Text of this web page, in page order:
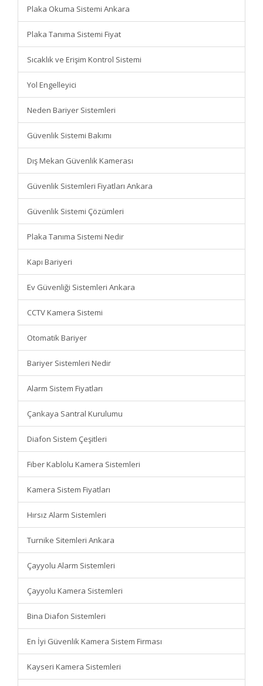
Plaka Okuma Sistemi Ankara
Plaka Tanıma Sistemi Fiyat
Sıcaklık ve Erişim Kontrol Sistemi
Yol Engelleyici
Neden Bariyer Sistemleri
Güvenlik Sistemi Bakımı
Dış Mekan Güvenlik Kamerası
Güvenlik Sistemleri Fiyatları Ankara
Güvenlik Sistemi Çözümleri
Plaka Tanıma Sistemi Nedir
Kapı Bariyeri
Ev Güvenliği Sistemleri Ankara
CCTV Kamera Sistemi
Otomatik Bariyer
Bariyer Sistemleri Nedir
Alarm Sistem Fiyatları
Çankaya Santral Kurulumu
Diafon Sistem Çeşitleri
Fiber Kablolu Kamera Sistemleri
Kamera Sistem Fiyatları
Hırsız Alarm Sistemleri
Turnike Sitemleri Ankara
Çayyolu Alarm Sistemleri
Çayyolu Kamera Sistemleri
Bina Diafon Sistemleri
En İyi Güvenlik Kamera Sistem Firması
Kayseri Kamera Sistemleri